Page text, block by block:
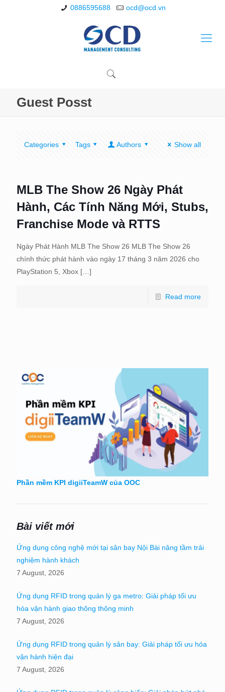
0886595688 ocd@ocd.vn
Guest Posst
Categories Tags Authors Show all
MLB The Show 26 Ngày Phát
Hành, Các Tính Năng Mới, Stubs,
Franchise Mode và RTTS
Ngày Phát Hành MLB The Show 26 MLB The Show 26
chính thức phát hành vào ngày 17 tháng 3 năm 2026 cho
PlayStation 5, Xbox […]
Read more
Phần mềm KPI digiiTeamW của OOC
Bài viết mới
Ứng dụng công nghệ mới tại sân bay Nội Bài nâng tầm trải
nghiệm hành khách
7 August, 2026
Ứng dụng RFID trong quản lý ga metro: Giải pháp tối ưu
hóa vận hành giao thông thông minh
7 August, 2026
Ứng dụng RFID trong quản lý sân bay: Giải pháp tối ưu hóa
vận hành hiện đại
7 August, 2026